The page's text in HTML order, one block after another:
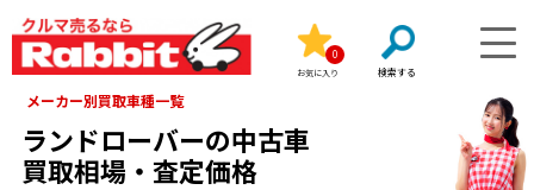
お気に入り
0
メーカー別買取車種一覧
ランドローバーの中古車
買取相場・査定価格